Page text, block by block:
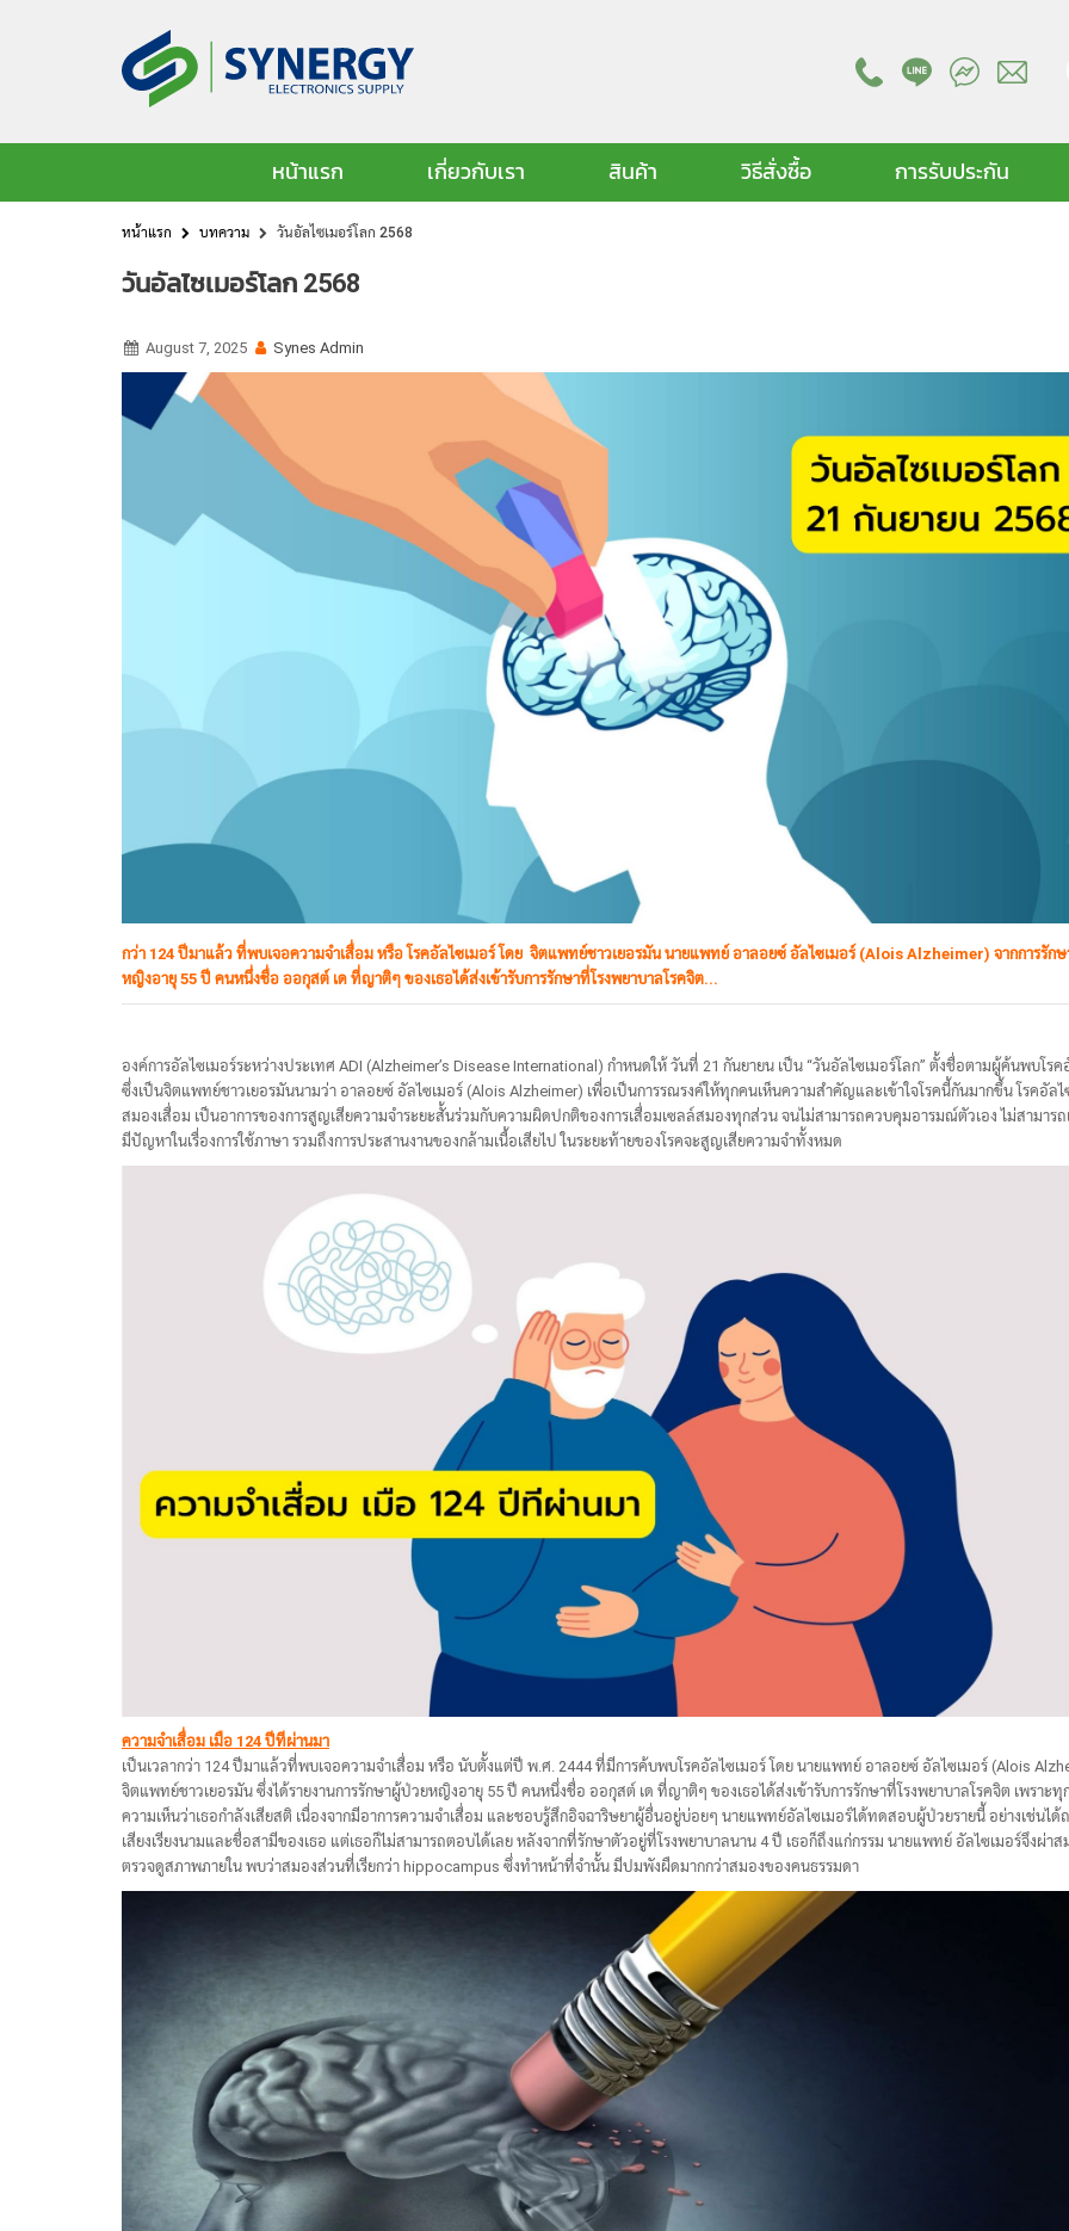
หน้าแรก เกี่ยวกับเรา สินค้า วิธีสั่งซื้อ การรับประกัน
หน้าแรก บทความ วันอัลไซเมอร์โลก 2568
วันอัลไซเมอร์โลก 2568
August 7, 2025 Synes Admin
กว่า 124 ปีมาแล้ว ที่พบเจอความจำเสื่อม หรือ โรคอัลไซเมอร์ โดย จิตแพทย์ชาวเยอรมัน นายแพทย์ อาลอยซ์ อัลไซเมอร์ (Alois Alzheimer) จากการรัก
หญิงอายุ 55 ปี คนหนึ่งชื่อ ออกุสต์ เด ที่ญาติๆ ของเธอได้ส่งเข้ารับการรักษาที่โรงพยาบาลโรคจิต...
องค์การอัลไซเมอร์ระหว่างประเทศ ADI (Alzheimer’s Disease International) กำหนดให้ วันที่ 21 กันยายน เป็น “วันอัลไซเมอร์โลก” ตั้งชื่อตามผู้ค้นพบโรค
ซึ่งเป็นจิตแพทย์ชาวเยอรมันนามว่า อาลอยซ์ อัลไซเมอร์ (Alois Alzheimer) เพื่อเป็นการรณรงค์ให้ทุกคนเห็นความสำคัญและเข้าใจโรคนี้กันมากขึ้น โรคอัลไ
สมองเสื่อม เป็นอาการของการสูญเสียความจำระยะสั้นร่วมกับความผิดปกติของการเสื่อมเซลล์สมองทุกส่วน จนไม่สามารถควบคุมอารมณ์ตัวเอง ไม่สามาร
มีปัญหาในเรื่องการใช้ภาษา รวมถึงการประสานงานของกล้ามเนื้อเสียไป ในระยะท้ายของโรคจะสูญเสียความจำทั้งหมด
ความจำเสื่อม เมือ 124 ปีทีผ่านมา
เป็นเวลากว่า 124 ปีมาแล้วที่พบเจอความจำเสื่อม หรือ นับตั้งแต่ปี พ.ศ. 2444 ที่มีการค้บพบโรคอัลไซเมอร์ โดย นายแพทย์ อาลอยซ์ อัลไซเมอร์ (Alois
จิตแพทย์ชาวเยอรมัน ซึ่งได้รายงานการรักษาผู้ป่วยหญิงอายุ 55 ปี คนหนึ่งชื่อ ออกุสต์ เด ที่ญาติๆ ของเธอได้ส่งเข้ารับการรักษาที่โรงพยาบาลโรคจิต เพราะทุ
ความเห็นว่าเธอกำลังเสียสติ เนื่องจากมีอาการความจำเสื่อม และชอบรู้สึกอิจฉาริษยาผู้อื่นอยู่บ่อยๆ นายแพทย์อัลไซเมอร์ได้ทดสอบผู้ป่วยรายนี้ อย่างเช่นได้
เสียงเรียงนามและชื่อสามีของเธอ แต่เธอก็ไม่สามารถตอบได้เลย หลังจากที่รักษาตัวอยู่ที่โรงพยาบาลนาน 4 ปี เธอก็ถึงแก่กรรม นายแพทย์ อัลไซเมอร์จึงผ่าส
ตรวจดูสภาพภายใน พบว่าสมองส่วนที่เรียกว่า hippocampus ซึ่งทำหน้าที่จำนั้น มีปมพังผืดมากกว่าสมองของคนธรรมดา